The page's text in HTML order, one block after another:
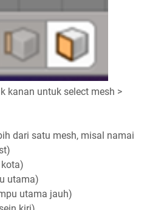
kanan untuk select mesh >
dari satu mesh, misal namai
utama)
utama jauh)